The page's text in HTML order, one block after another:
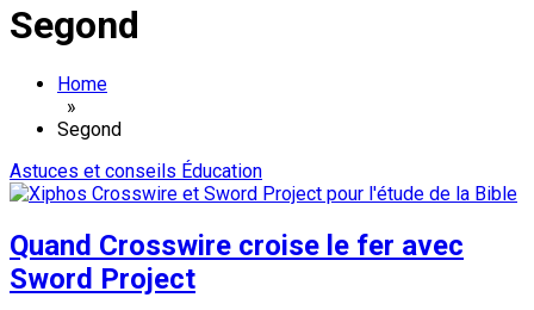
Segond
Home
»
Segond
Astuces et conseils Éducation
Quand Crosswire croise le fer avec
Sword Project